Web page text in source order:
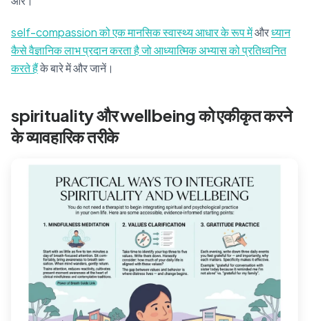
self-compassion को एक मानसिक स्वास्थ्य आधार के रूप मेंऔरध्यान
कैसे वैज्ञानिक लाभ प्रदान करता है जो आध्यात्मिक अभ्यास को प्रतिध्वनित
करते हैंके बारे में और जानें।
spirituality और wellbeing को एकीकृत करने
के व्यावहारिक तरीके